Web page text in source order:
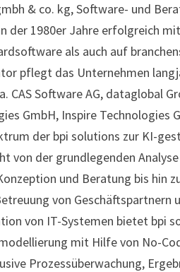
& co. kg, Software- und
der 1980er Jahre erfolgreich
als auch auf
pflegt das Unternehmen
CAS Software AG, dataglobal
GmbH, Inspire Technologies
der bpi solutions zur KI-
von der grundlegenden
und Beratung bis hin
von Geschäftspartnern
von IT-Systemen bietet bpi
mit Hilfe von No-
Prozessüberwachung,